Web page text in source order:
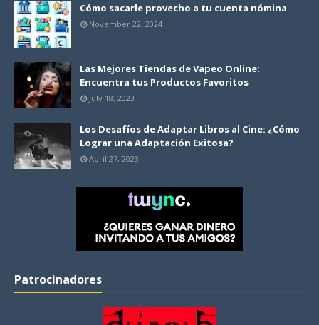
Cómo sacarle provecho a tu cuenta nómina
November 22, 2024
Las Mejores Tiendas de Vapeo Online:
Encuentra tus Productos Favoritos
July 18, 2023
Los Desafíos de Adaptar Libros al Cine: ¿Cómo
Lograr una Adaptación Exitosa?
April 27, 2023
Patrocinadores